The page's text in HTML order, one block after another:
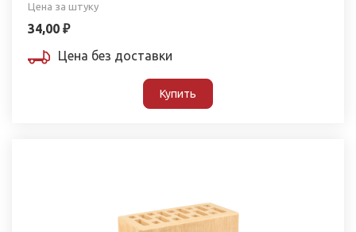
Цена за штуку
34,00 ₽
Цена без доставки
Купить